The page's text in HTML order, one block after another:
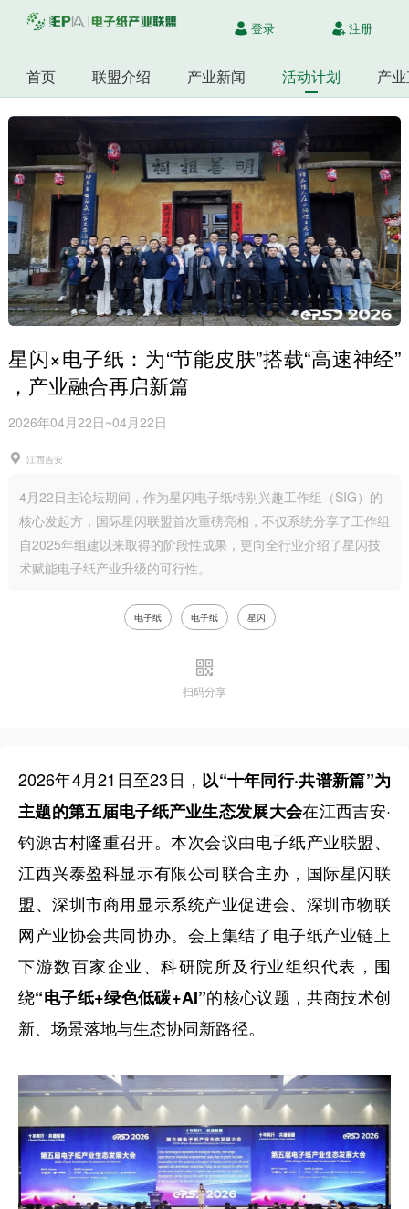
登录 注册
首页 联盟介绍 产业新闻 活动计划 产
星闪×电子纸：为“节能皮肤”搭载“高速神经”
，产业融合再启新篇
2026年04月22日~04月22日
江西吉安
4月22日主论坛期间，作为星闪电子纸特别兴趣工作组（SIG）的
核心发起方，国际星闪联盟首次重磅亮相，不仅系统分享了工作组
自2025年组建以来取得的阶段性成果，更向全行业介绍了星闪技
术赋能电子纸产业升级的可行性。
电子纸 电子纸 星闪
扫码分享
2026年4月21日至23日， 以“十年同行·共谱新篇”为
主题的第五届电子纸产业生态发展大会在江西吉安·
钓源古村隆重召开。本次会议由电子纸产业联盟、
江西兴泰盈科显示有限公司联合主办，国际星闪联
盟、深圳市商用显示系统产业促进会、深圳市物联
网产业协会共同协办。会上集结了电子纸产业链上
下游数百家企业、科研院所及行业组织代表，围
绕“电子纸+绿色低碳+AI”的核心议题，共商技术创
新、场景落地与生态协同新路径。